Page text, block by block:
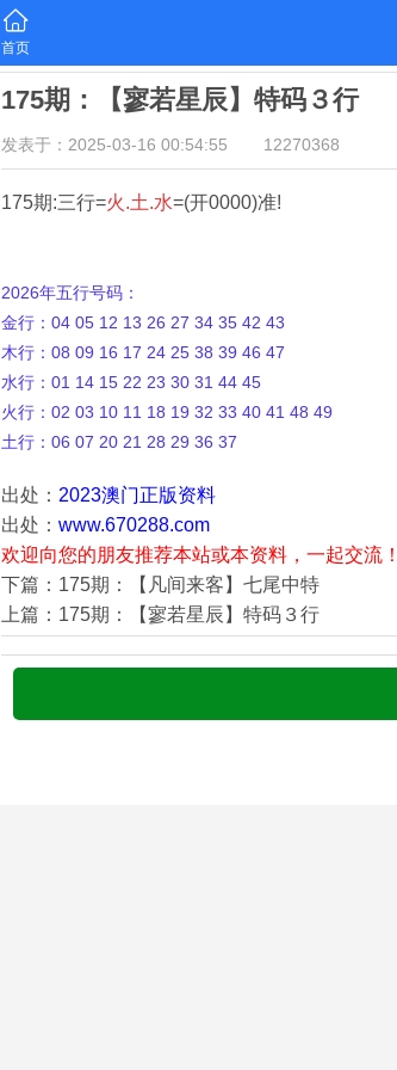
首页
175期：【寥若星辰】特码３行
发表于：2025-03-16 00:54:55 12270368
175期:三行=火.土.水=(开0000)准!
2026年五行号码：
金行：04 05 12 13 26 27 34 35 42 43
木行：08 09 16 17 24 25 38 39 46 47
水行：01 14 15 22 23 30 31 44 45
火行：02 03 10 11 18 19 32 33 40 41 48 49
土行：06 07 20 21 28 29 36 37
出处： 2023澳门正版资料
出处： www.670288.com
欢迎向您的朋友推荐本站或本资料，一起交流！
下篇：175期：【凡间来客】七尾中特
上篇：175期：【寥若星辰】特码３行